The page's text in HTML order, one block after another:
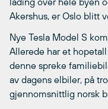
Akershus, er Oslo blitt
Nye Tesla Model S
Allerede har et
denne spreke
av dagens elbiler, på
gjennomsnittlig norsk